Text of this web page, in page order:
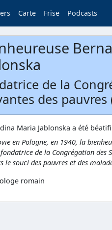
Carte Frise Podcasts
de la
des pauvres
Maria Jablonska a été
en Pologne, en 1940, la
de la Congrégation des
le souci des pauvres et des
romain